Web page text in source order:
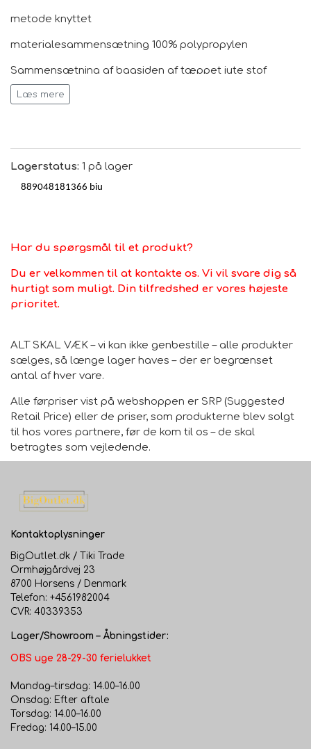
metode knyttet
materialesammensætning 100% polypropylen
Sammensætning af bagsiden af ​​tæppet jute stof
hovedfarve Lyseblå/Elfenben
Velegnet til gulvvarme Ja
oprindelsesland Türkei
Læs mere
Lagerstatus: 1 på lager
889048181366 biu
Har du spørgsmål til et produkt?
Du er velkommen til at kontakte os. Vi vil svare dig så
hurtigt som muligt. Din tilfredshed er vores højeste
prioritet.
ALT SKAL VÆK – vi kan ikke genbestille – alle produkter
sælges, så længe lager haves – der er begrænset
antal af hver vare.
Alle førpriser vist på webshoppen er SRP (Suggested
Retail Price) eller de priser, som produkterne blev solgt
til hos vores partnere, før de kom til os – de skal
betragtes som vejledende.
Kontaktoplysninger
BigOutlet.dk / Tiki Trade
Ormhøjgårdvej 23
8700 Horsens / Denmark
Telefon: +4561982004
CVR: 40339353
Lager/Showroom – Åbningstider:
OBS uge 28-29-30 ferielukket
Mandag–tirsdag: 14.00–16.00
Onsdag: Efter aftale
Torsdag: 14.00–16.00
Fredag: 14.00–15.00